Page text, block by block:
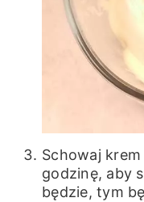
Schowaj
godzinę, aby
będzie, tym